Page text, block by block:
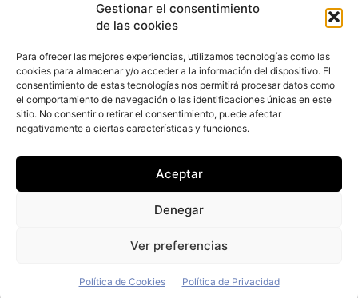
Gestionar el consentimiento
de las cookies
Para ofrecer las mejores experiencias, utilizamos tecnologías como las
cookies para almacenar y/o acceder a la información del dispositivo. El
consentimiento de estas tecnologías nos permitirá procesar datos como
el comportamiento de navegación o las identificaciones únicas en este
sitio. No consentir o retirar el consentimiento, puede afectar
negativamente a ciertas características y funciones.
Aceptar
Denegar
Ver preferencias
Política de Cookies Política de Privacidad
+ Contenido en redes sociales
© 2026 FLEET PEOPLE . La web líder de
las flotas y el renting de automóviles -
C/ Fernández de la Hoz 70, 1ºB - 28003 -
Madrid (España) | Política de Privacidad |
Política de Cookies | Email:
fleetpeople@fleetpeople.es